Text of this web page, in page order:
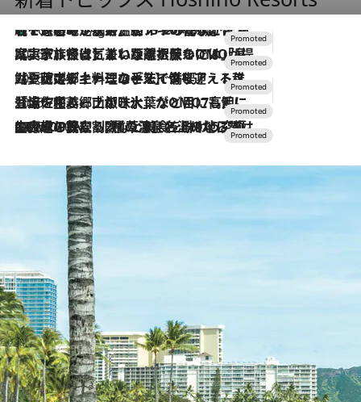
10 Hours Ago
【トンボの足水浴】ヒノキの香りに包まれて涼感マックス！約13℃の湧水かけ流しを避暑地「星野温泉 トンボの湯」で体験
2026.7.31
【ホテル帰省】という選択肢をOMOが提案。家族とほどよい距離を保つには「昼は実家、夜は気兼ねなくホテルで！」
2026.7.24
【夏限定ディナーコース】旬を迎える稚鮎や花ズッキーニなどをイタリア・トスカーナの郷土料理の手法で満喫！
2026.7.17
「土佐和ハーブかき氷」がOMO7高知に登場！生姜、山椒、大葉など目にも舌にも涼を呼ぶ郷土の味
2026.7.10
NEW OPEN！【界 草津】名湯の地に誕生。趣の異なる2種の温泉と上州ならではの会席・蕎麦割烹など美食を味わう究極の癒やし旅